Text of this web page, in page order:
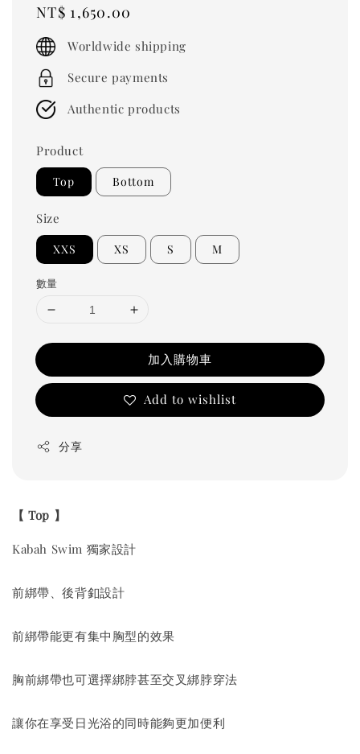
Regular
price
NT$ 1,650.00
Worldwide shipping
Secure payments
Authentic products
Product
Top Bottom
Size
XXS XS S M
數量
加入購物車
Add to wishlist
分享
【Top 】
Kabah Swim 獨家設計
前綁帶、後背釦設計
前綁帶能更有集中胸型的效果
胸前綁帶也可選擇綁脖甚至交叉綁脖穿法
讓你在享受日光浴的同時能夠更加便利